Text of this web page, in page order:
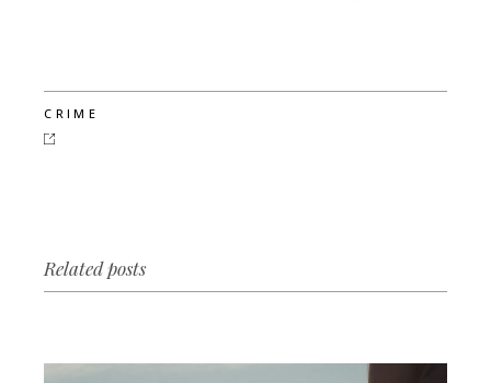
CRIME
Related posts